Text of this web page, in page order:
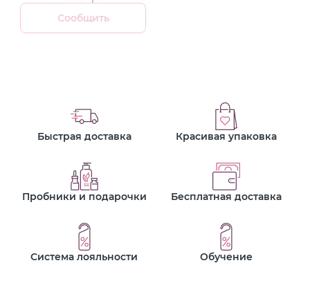
Сообщить
Быстрая доставка Красивая упаковка
Пробники и подарочки Бесплатная доставка
Система лояльности Обучение